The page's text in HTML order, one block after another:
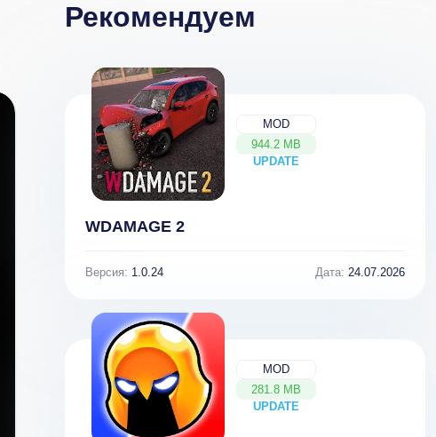
Рекомендуем
MOD
944.2 MB
UPDATE
NEW
WDAMAGE 2
Версия: 1.0.24 Дата: 24.07.2026
MOD
281.8 MB
UPDATE
NEW